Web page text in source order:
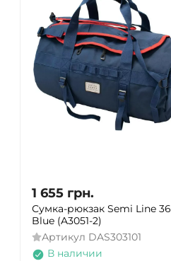
1 655 грн.
Сумка-рюкзак Semi Line 36
Blue (A3051-2)
Артикул DAS303101
В наличии